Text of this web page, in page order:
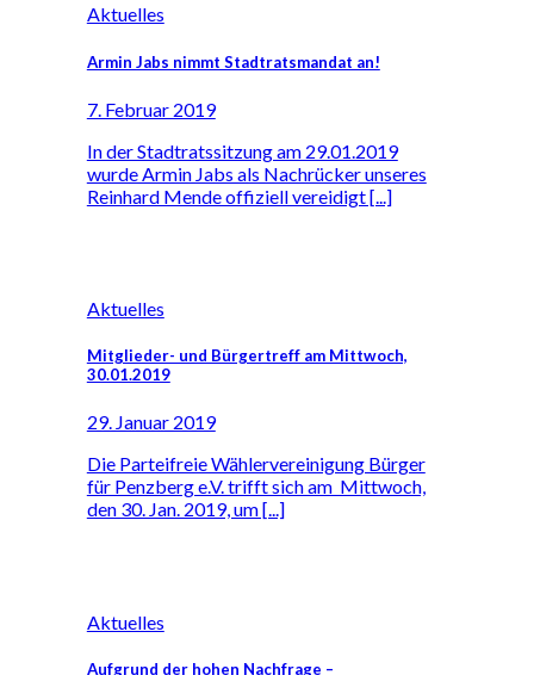
Aktuelles
Armin Jabs nimmt Stadtratsmandat an!
7. Februar 2019
In der Stadtratssitzung am 29.01.2019
wurde Armin Jabs als Nachrücker unseres
Reinhard Mende offiziell vereidigt [...]
Aktuelles
Mitglieder- und Bürgertreff am Mittwoch,
30.01.2019
29. Januar 2019
Die Parteifreie Wählervereinigung Bürger
für Penzberg e.V. trifft sich am Mittwoch,
den 30. Jan. 2019, um [...]
Aktuelles
Aufgrund der hohen Nachfrage –